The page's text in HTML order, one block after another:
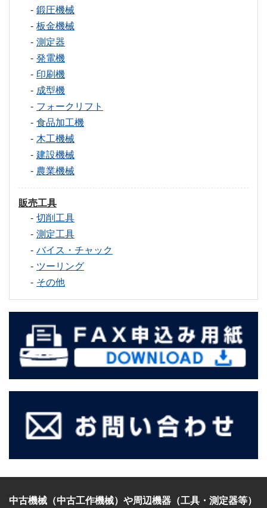
鍛圧機械
板金機械
測定器
発電機
印刷機
成型機
フォークリフト
食品加工機
木工機械
建設機械
農業機械
販売工具
切削工具
測定工具
バイス・チャック
ツーリング
その他
中古機械（中古工作機械） や周辺機器（工具・測定器等）